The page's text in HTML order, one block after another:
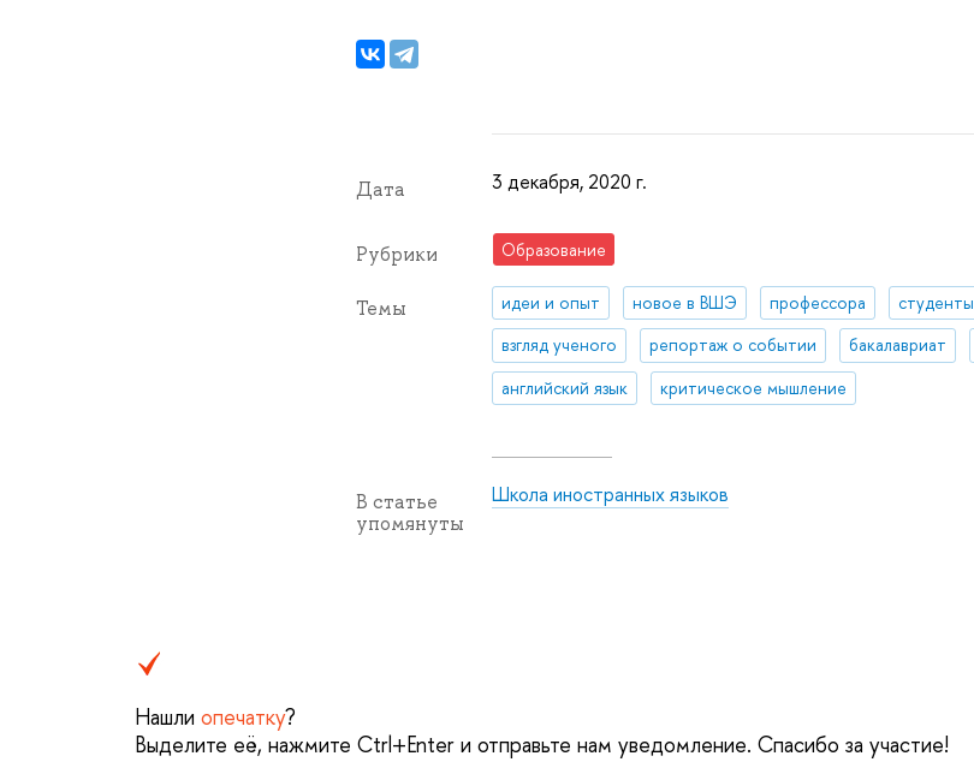
Дата 3 декабря, 2020 г.
Рубрики Образование
Темы идеи и опыт новое в ВШЭ профессора
студенты
взгляд ученого
репортаж о событии бакалавриат
английский язык
критическое мышление
В статье
упомянуты
Школа иностранных языков
Нашли опечатку?
Выделите её, нажмите Ctrl+Enter и отправьте нам уведомление. Спасибо за участие!